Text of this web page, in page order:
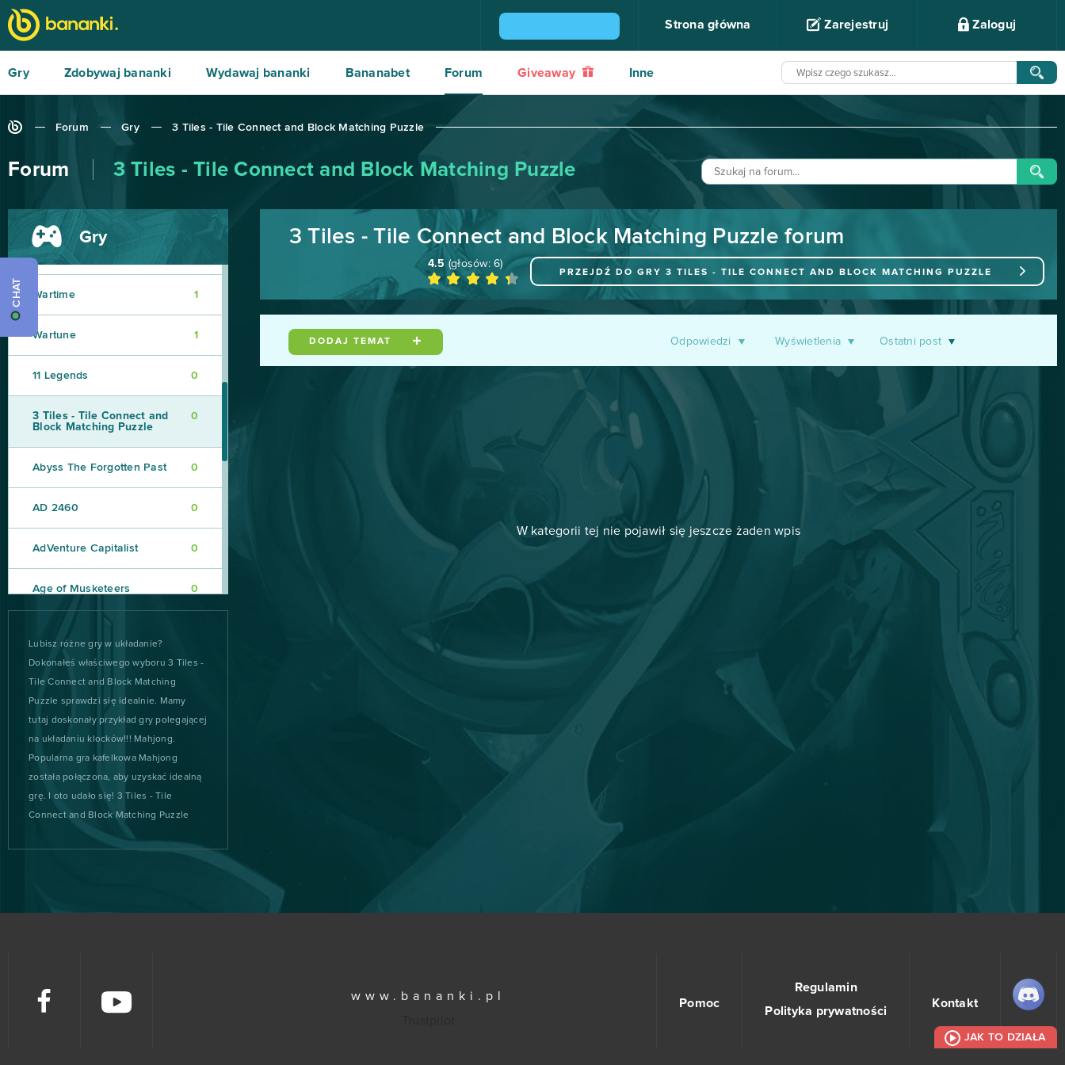
Strona główna Zarejestruj Zaloguj
JAK TO DZIAŁA
Gry Zdobywaj bananki Wydawaj bananki Bananabet Forum Giveaway Inne
Forum Gry 3 Tiles - Tile Connect and Block Matching Puzzle
Forum 3 Tiles - Tile Connect and Block Matching Puzzle
3 Tiles - Tile Connect and Block Matching Puzzle forum
PRZEJDŹ DO GRY 3 TILES - TILE CONNECT AND BLOCK MATCHING PUZZLE
4.5 (głosów: 6)
DODAJ TEMAT Odpowiedzi Wyświetlenia Ostatni post
W kategorii tej nie pojawił się jeszcze żaden wpis
Gry
1
Therian Saga 1
TrainStation 1
Undermaster 1
Unlimited Ninja 1
War Robots
War2 Glory
Wartime 1
Wartune 1
11 Legends 0
3 Tiles - Tile Connect and
Block Matching Puzzle
0
Abyss The Forgotten Past 0
AD 2460 0
AdVenture Capitalist 0
Age of Musketeers 0
Anno Online
Another Eden
Apex Legends
Argo 0
Asphalt 9: Legends
Lubisz różne gry w układanie?
Dokonałeś właściwego wyboru 3 Tiles -
Tile Connect and Block Matching
Puzzle sprawdzi się idealnie. Mamy
tutaj doskonały przykład gry polegającej
na układaniu klocków!!! Mahjong.
Popularna gra kafelkowa Mahjong
została połączona, aby uzyskać idealną
grę. I oto udało się! 3 Tiles - Tile
Connect and Block Matching Puzzle
Pomoc
Regulamin
Polityka prywatności
Kontakt
www.bananki.pl
CHAT